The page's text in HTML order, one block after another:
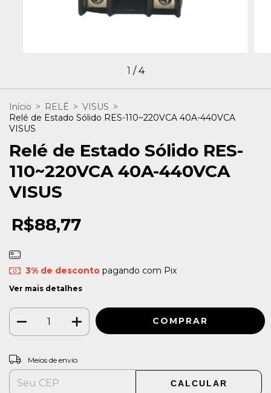
1 /4
Início > RELÉ > VISUS >
Relé de Estado Sólido RES-110~220VCA 40A-440VCA
VISUS
Relé de Estado Sólido RES-
110~220VCA 40A-440VCA
VISUS
R$88,77
3% de descontopagando com Pix
Ver mais detalhes
Entregas para o CEP:
Meios de envio
CALCULAR